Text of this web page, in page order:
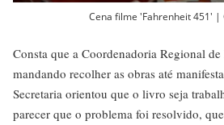
Cena filme 'Fahrenheit 451' |
Consta que a Coordenadoria Regional
mandando recolher as obras até
Secretaria orientou que o livro seja
parecer que o problema foi resolvido,